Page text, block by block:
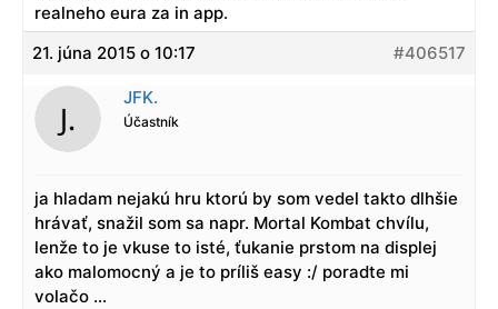
realneho eura za in app.
21. júna 2015 o 10:17
#406517
JFK.
Účastník
ja hladam nejakú hru ktorú by som vedel takto dlhšie
hrávať, snažil som sa napr. Mortal Kombat chvílu,
lenže to je vkuse to isté, ťukanie prstom na displej
ako malomocný a je to príliš easy :/ poradte mi
volačo …